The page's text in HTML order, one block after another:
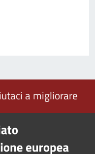
a migliorare